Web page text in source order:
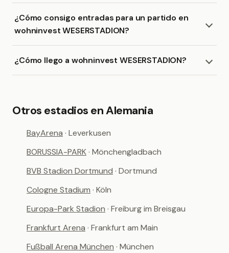
¿Cómo consigo entradas para un partido en
wohninvest WESERSTADION?
¿Cómo llego a wohninvest WESERSTADION?
Otros estadios en Alemania
BayArena · Leverkusen
BORUSSIA-PARK· Mönchengladbach
BVB Stadion Dortmund · Dortmund
Cologne Stadium · Köln
Europa-Park Stadion · Freiburg im Breisgau
Frankfurt Arena · Frankfurt am Main
Fußball Arena München · München